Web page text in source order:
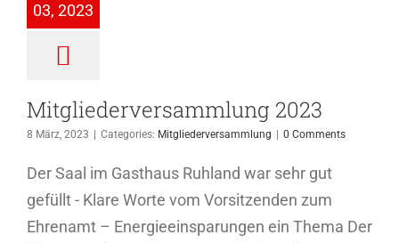
03, 2023
Mitgliederversammlung 2023
8 März, 2023 Categories: Mitgliederversammlung 0 Comments
Der Saal im Gasthaus Ruhland war sehr gut
gefüllt - Klare Worte vom Vorsitzenden zum
Ehrenamt – Energieeinsparungen ein Thema Der